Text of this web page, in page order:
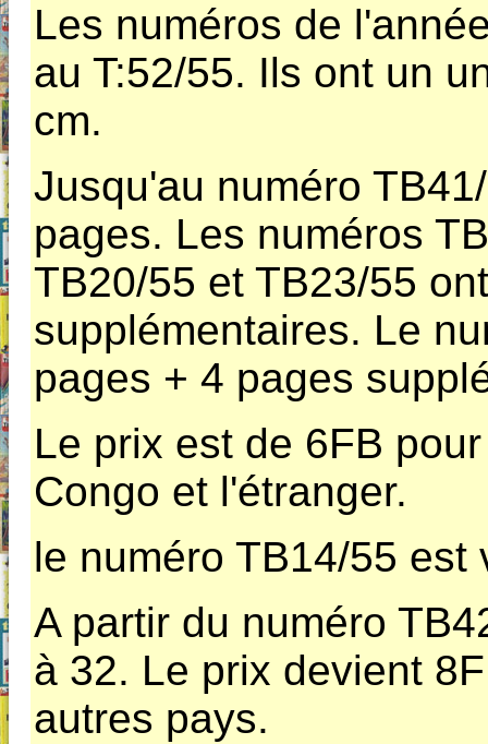
Les numéros de
au T:52/55. Ils ont un
cm.
Jusqu'au numéro
pages. Les numéros
TB20/55 et TB23/55
supplémentaires. Le
pages + 4 pages
Le prix est de 6FB
Congo et l'étranger.
le numéro TB14/55 est
A partir du numéro
à 32. Le prix devient
autres pays.